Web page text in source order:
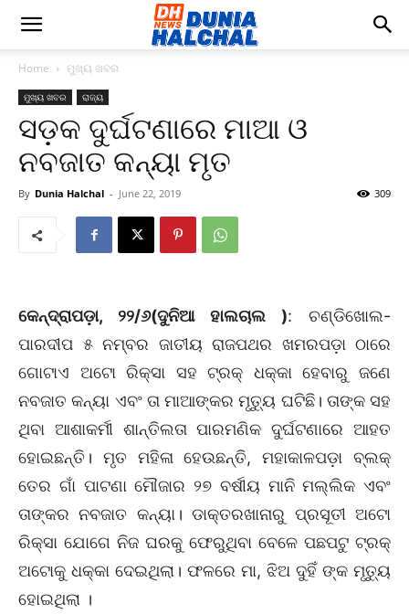
Home ମୁଖ୍ୟ ଖବର
ମୁଖ୍ୟ ଖବର ରାଜ୍ୟ
ସଡ଼କ ଦୁର୍ଘଟଣାରେ ମାଆ ଓ
ନବଜାତ କନ୍ୟା ମୃତ
By Dunia Halchal - June 22, 2019 309
କେନ୍ଦ୍ରାପଡ଼ା, ୨୨/୬(ଦୁନିଆ ହାଲଚାଲ ): ଚଣ୍ଡିଖୋଲ-
ପାରଦୀପ ୫ ନମ୍ବର ଜାତୀୟ ରାଜପଥର ଖମରପଡ଼ା ଠାରେ
ଗୋଟାଏ ଅଟୋ ରିକ୍ସା ସହ ଟ୍ରକ୍‌ ଧକ୍କା ହେବାରୁ ଜଣେ
ନବଜାତ କନ୍ୟା ଏବଂ ତା ମାଆଙ୍କର ମୃତ୍ୟୁ ଘଟିଛି। ତାଙ୍କ ସହ
ଥିବା ଆଶାକର୍ମୀ ଶାନ୍ତିଲତା ପାରମଣିକ ଦୁର୍ଘଟଣାରେ ଆହତ
ହୋଇଛନ୍ତି। ମୃତ ମହିଳା ହେଉଛନ୍ତି, ମହାକାଳପଡ଼ା ବ୍ଲକ୍‌
ତେର ଗାଁ ପାଟଣା ମୌଜାର ୨୭ ବର୍ଷୀୟ ମାନି ମଲ୍ଲିକ ଏବଂ
ତାଙ୍କର ନବଜାତ କନ୍ୟା। ଡାକ୍ତରଖାନାରୁ ପ୍ରସୂତୀ ଅଟୋ
ରିକ୍ସା ଯୋଗେ ନିଜ ଘରକୁ ଫେରୁଥିବା ବେଳେ ପଛପଟୁ ଟ୍ରକ୍‌
ଅଟୋକୁ ଧକ୍କା ଦେଇଥିଲା। ଫଳରେ ମା, ଝିଅ ଦୁହିଁ ଙ୍କ ମୃତ୍ୟୁ
ହୋଇଥିଲା ।